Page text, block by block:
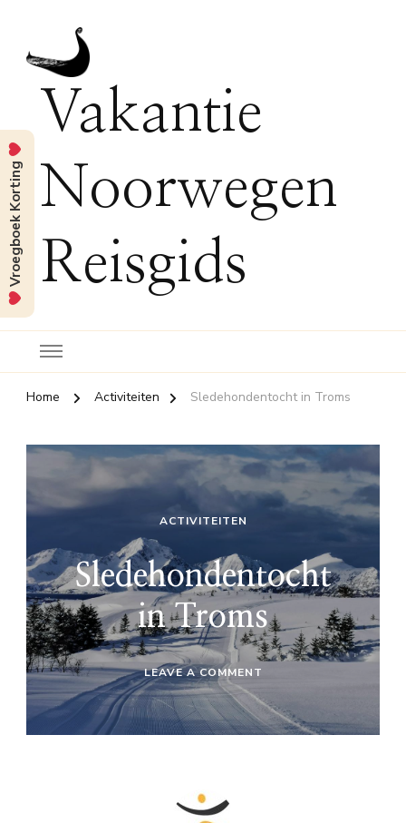
Vakantie
Noorwegen
Reisgids
Home Activiteiten Sledehondentocht in Troms
ACTIVITEITEN
Sledehondentocht
in Troms
LEAVE A COMMENT
IN
TROMS
Vroegboek Korting